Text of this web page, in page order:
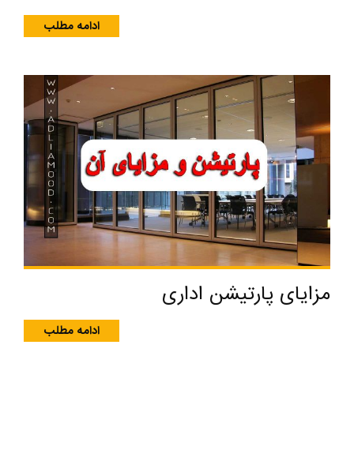
ادامه مطلب
مزایای پارتیشن اداری
ادامه مطلب